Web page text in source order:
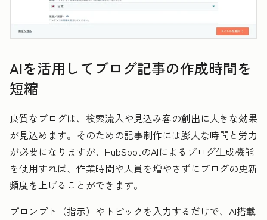
AIを活用してブログ記事の作成時間を
短縮
良質なブログは、検索流入や見込み客の創出に大きな効果
が見込めます。そのための記事制作には膨大な時間と労力
が必要になりますが、HubSpotのAIによるブログ生成機能
を使用すれば、作業時間や人員を増やさずにブログの更新
頻度を上げることができます。
プロンプト（指示）やトピックを入力するだけで、AI搭載